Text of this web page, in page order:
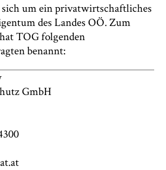
um ein privatwirtschaftliches
des Landes OÖ. Zum
TOG folgenden
benannt:
GmbH